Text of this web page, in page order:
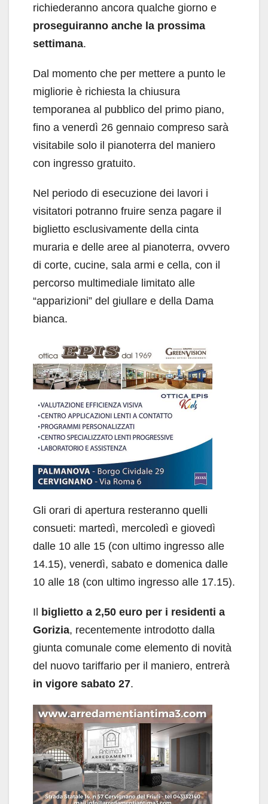
richiederanno ancora qualche giorno e
proseguiranno anche la prossima
settimana.
Dal momento che per mettere a punto le
migliorie è richiesta la chiusura
temporanea al pubblico del primo piano,
fino a venerdì 26 gennaio compreso sarà
visitabile solo il pianoterra del maniero
con ingresso gratuito.
Nel periodo di esecuzione dei lavori i
visitatori potranno fruire senza pagare il
biglietto esclusivamente della cinta
muraria e delle aree al pianoterra, ovvero
di corte, cucine, sala armi e cella, con il
percorso multimediale limitato alle
“apparizioni” del giullare e della Dama
bianca.
Gli orari di apertura resteranno quelli
consueti: martedì, mercoledì e giovedì
dalle 10 alle 15 (con ultimo ingresso alle
14.15), venerdì, sabato e domenica dalle
10 alle 18 (con ultimo ingresso alle 17.15).
Il biglietto a 2,50 euro per i residenti a
Gorizia, recentemente introdotto dalla
giunta comunale come elemento di novità
del nuovo tariffario per il maniero, entrerà
in vigore sabato 27.